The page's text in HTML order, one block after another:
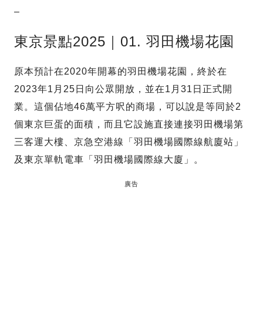
–
東京景點2025｜01. 羽田機場花園
原本預計在2020年開幕的羽田機場花園，終於在
2023年1月25日向公眾開放，並在1月31日正式開
業。這個佔地46萬平方呎的商場，可以說是等同於2
個東京巨蛋的面積，而且它設施直接連接羽田機場第
三客運大樓、京急空港線「羽田機場國際線航廈站」
及東京單軌電車「羽田機場國際線大廈」。
廣告